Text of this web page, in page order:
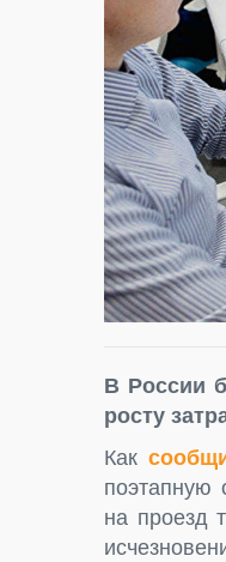
В России
росту
Как
поэтапную
на проезд